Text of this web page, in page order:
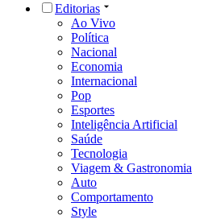
Editorias
Ao Vivo
Política
Nacional
Economia
Internacional
Pop
Esportes
Inteligência Artificial
Saúde
Tecnologia
Viagem & Gastronomia
Auto
Comportamento
Style